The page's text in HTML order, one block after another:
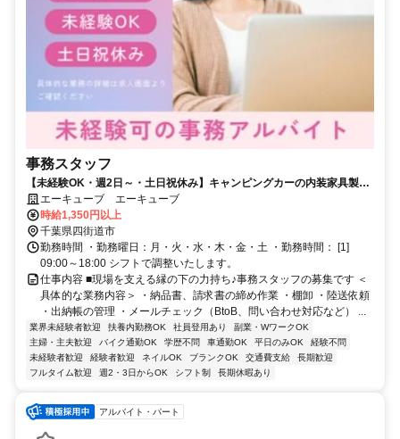
事務スタッフ
【未経験OK・週2日～・土日祝休み】キャンピングカーの内装家具製作
会社で事務のお仕事♪
エーキューブ エーキューブ
時給1,350円以上
千葉県四街道市
勤務時間 ・勤務曜日：月・火・水・木・金・土 ・勤務時間： [1]
09:00～18:00 シフトで調整いたします。
仕事内容 ■現場を支える縁の下の力持ち♪事務スタッフの募集です ＜
具体的な業務内容＞ ・納品書、請求書の締め作業 ・棚卸 ・陸送依頼
・出納帳の管理 ・メールチェック（BtoB、問い合わせ対応など） ...
業界未経験者歓迎 扶養内勤務OK 社員登用あり
副業・WワークOK
主婦・主夫歓迎
バイク通勤OK 学歴不問 車通勤OK 平日のみOK
経験不問
未経験者歓迎
経験者歓迎 ネイルOK ブランクOK 交通費支給
長期歓迎
フルタイム歓迎
週2・3日からOK シフト制 長期休暇あり
アルバイト・パート